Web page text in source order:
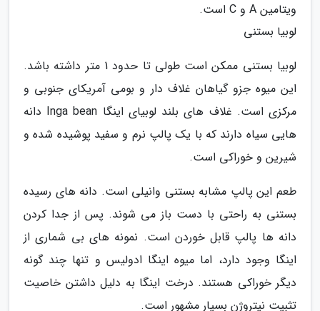
ویتامین A و C است.
لوبیا بستنی
لوبیا بستنی ممکن است طولی تا حدود 1 متر داشته باشد.
این میوه جزو گیاهان غلاف دار و بومی آمریکای جنوبی و
مرکزی است. غلاف های بلند لوبیای اینگا Inga bean دانه
هایی سیاه دارند که با یک پالپ نرم و سفید پوشیده شده و
شیرین و خوراکی است.
طعم این پالپ مشابه بستنی وانیلی است. دانه های رسیده
بستنی به راحتی با دست باز می شوند. پس از جدا کردن
دانه ها پالپ قابل خوردن است. نمونه های بی شماری از
اینگا وجود دارد، اما میوه اینگا ادولیس و تنها چند گونه
دیگر خوراکی هستند. درخت اینگا به دلیل داشتن خاصیت
تثبیت نیتروژن بسیار مشهور است.